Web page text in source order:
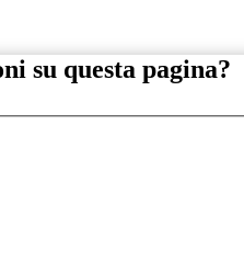
su questa pagina?